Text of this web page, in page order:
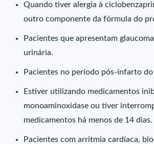
Quando tiver alergia à
outro componente da fórmula do
Pacientes que apresentam
urinária.
Pacientes no período pós-infarto
Estiver utilizando medicamentos
monoaminoxidase ou tiver
medicamentos há menos de 14 dias.
Pacientes com arritmia cardíaca,